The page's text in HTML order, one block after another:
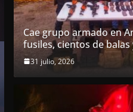
Cae grupo armado en
fusiles, cientos de
31 julio, 2026